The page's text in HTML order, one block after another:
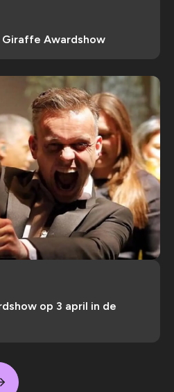
Giraffe Awardshow
op 3 april in de